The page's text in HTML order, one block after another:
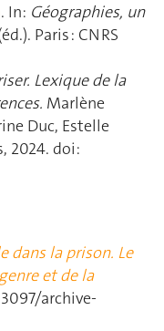
. In: Géographies, un
Paris : CNRS
Lexique de la
Marlène
Duc, Estelle
2024. doi:
dans la prison. Le
et de la
archive-